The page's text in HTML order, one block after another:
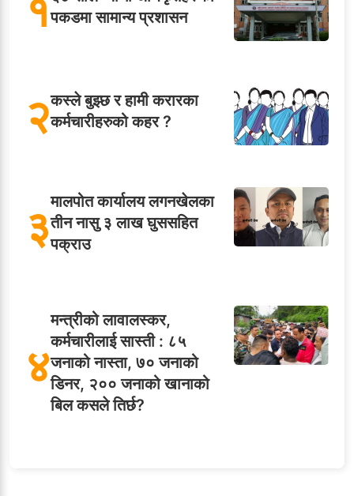
१पकडमा सामान्य प्रशासन
२कस्ले बुझ्छ र हामी करारका
कर्मचारीहरुको कहर ?
३मालपोत कार्यालय लगनखेलका
तीन नासु ३ लाख घुससहित
पक्राउ
४
मन्त्रीको लावालस्कर,
कर्मचारीलाई सास्ती : ८५
जनाको नास्ता, ७० जनाको
डिनर, २०० जनाको खानाको
बिल कसले तिर्छ?